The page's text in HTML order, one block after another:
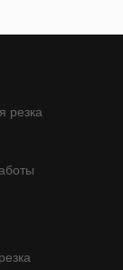
резка